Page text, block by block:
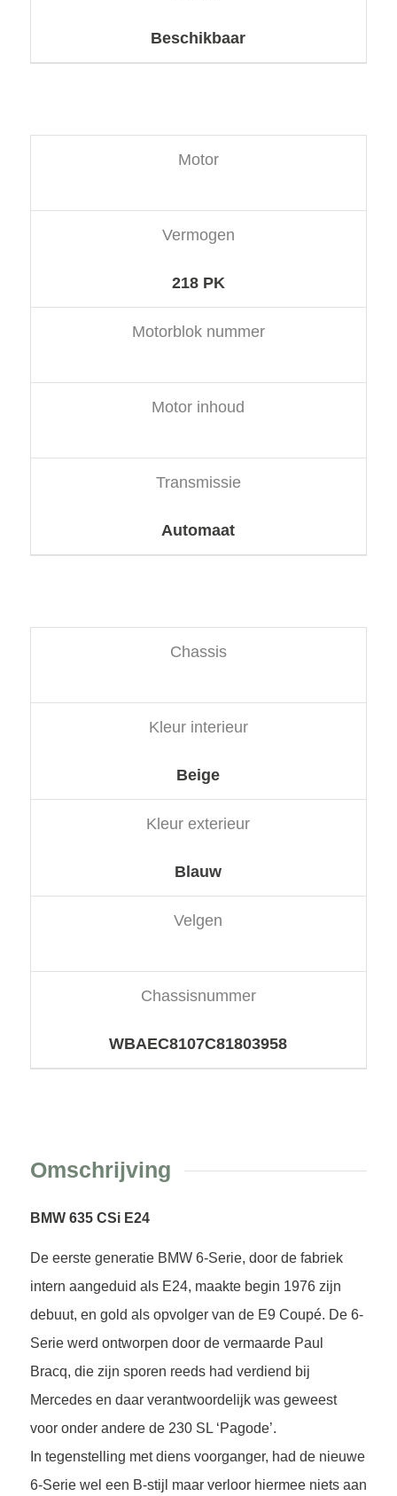
Beschikbaar
Motor
Vermogen
218 PK
Motorblok nummer
Motor inhoud
Transmissie
Automaat
Chassis
Kleur interieur
Beige
Kleur exterieur
Blauw
Velgen
Chassisnummer
WBAEC8107C81803958
Omschrijving
BMW 635 CSi E24
De eerste generatie BMW 6-Serie, door de fabriek
intern aangeduid als E24, maakte begin 1976 zijn
debuut, en gold als opvolger van de E9 Coupé. De 6-
Serie werd ontworpen door de vermaarde Paul
Bracq, die zijn sporen reeds had verdiend bij
Mercedes en daar verantwoordelijk was geweest
voor onder andere de 230 SL ‘Pagode’.
In tegenstelling met diens voorganger, had de nieuwe
6-Serie wel een B-stijl maar verloor hiermee niets aan